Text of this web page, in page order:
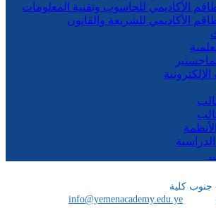
الأكاديمي للحاسوب وتقنية المعلومات
الأكاديمي للشريعة والقانون
جنوب كلية
info@yemenacademy.edu.ye